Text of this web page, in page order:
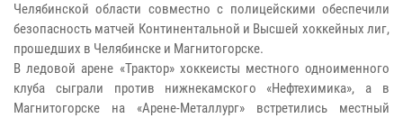
Челябинской области совместно с полицейскими обеспечили
безопасность матчей Континентальной и Высшей хоккейных лиг,
прошедших в Челябинске и Магнитогорске.
В ледовой арене «Трактор» хоккеисты местного одноименного
клуба сыграли против нижнекамского «Нефтехимика», а в
Магнитогорске на «Арене-Металлург» встретились местный